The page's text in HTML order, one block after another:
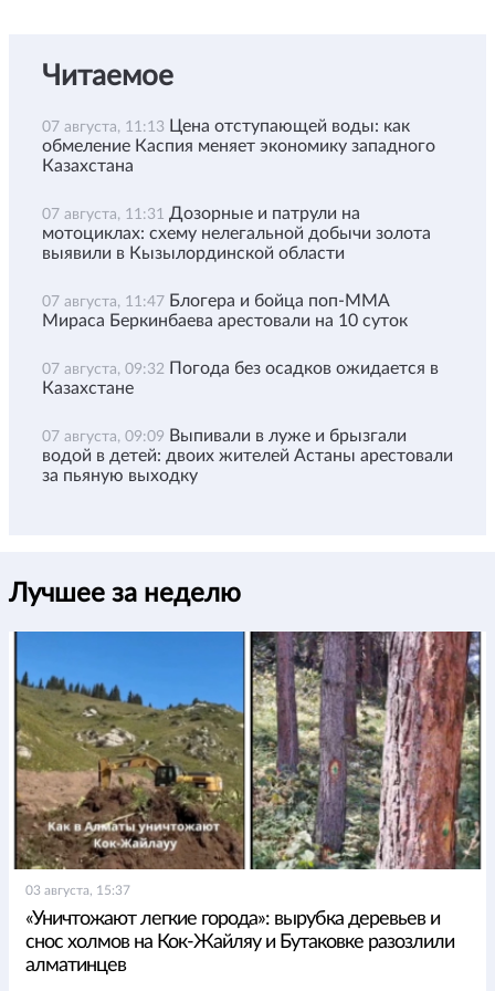
Читаемое
07 августа, 11:13 Цена отступающей воды: как
обмеление Каспия меняет экономику западного
Казахстана
07 августа, 11:31 Дозорные и патрули на
мотоциклах: схему нелегальной добычи золота
выявили в Кызылординской области
07 августа, 11:47 Блогера и бойца поп-ММА
Мираса Беркинбаева арестовали на 10 суток
07 августа, 09:32 Погода без осадков ожидается в
Казахстане
07 августа, 09:09 Выпивали в луже и брызгали
водой в детей: двоих жителей Астаны арестовали
за пьяную выходку
Лучшее за неделю
03 августа, 15:37
«Уничтожают легкие города»: вырубка деревьев и
снос холмов на Кок-Жайляу и Бутаковке разозлили
алматинцев